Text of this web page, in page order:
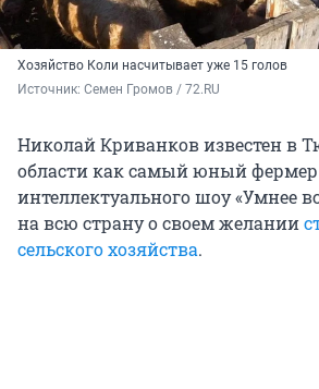
Хозяйство Коли насчитывает уже 15 голов
Источник: Семен Громов / 72.RU
Николай Криванков известен в
области как самый юный
интеллектуального шоу «Умнее
на всю страну о своем желании
сельского хозяйства.